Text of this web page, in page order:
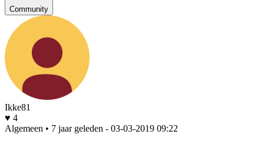
Community
Ikke81
♥ 4
Algemeen • 7 jaar geleden - 03-03-2019 09:22